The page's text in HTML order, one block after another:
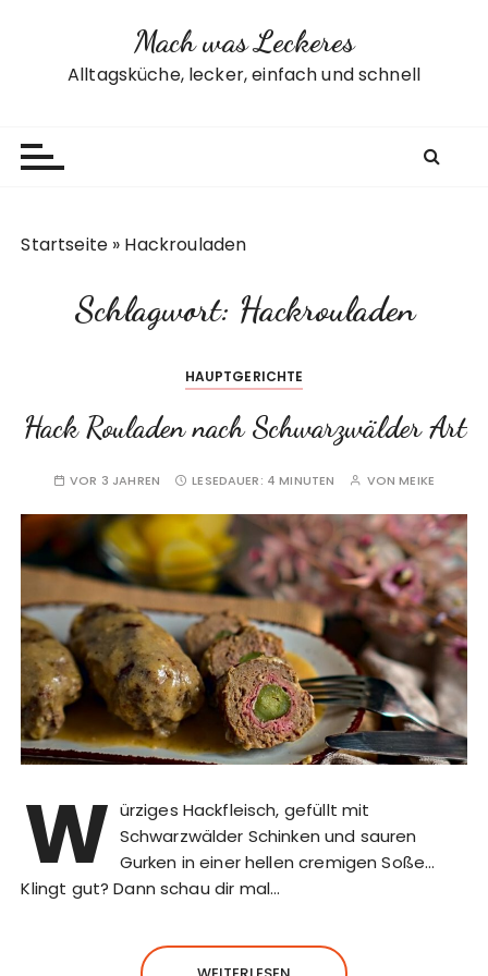
Mach was Leckeres
Alltagsküche, lecker, einfach und schnell
Startseite » Hackrouladen
Schlagwort: Hackrouladen
HAUPTGERICHTE
Hack Rouladen nach Schwarzwälder Art
VOR 3 JAHREN LESEDAUER: 4 MINUTEN VONMEIKE
W ürziges Hackfleisch, gefüllt mit
Schwarzwälder Schinken und sauren
Gurken in einer hellen cremigen Soße…
Klingt gut? Dann schau dir mal…